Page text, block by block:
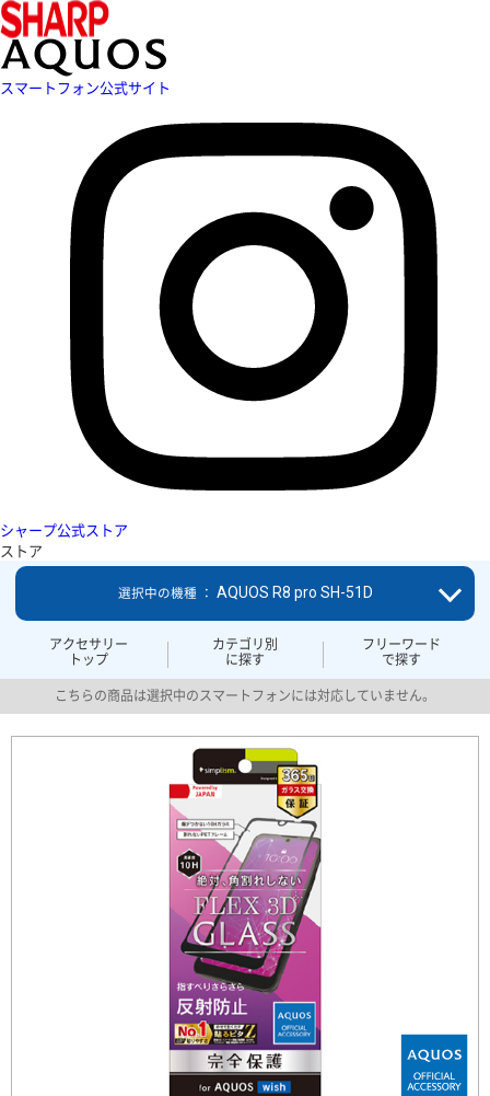
スマートフォン公式サイト
シャープ公式ストア
ストア
アクセサリー
トップ
カテゴリ別
に探す
フリーワード
で探す
選択中の機種 ： AQUOS R8 pro SH-51D
こちらの商品は選択中のスマートフォンには対応していません。